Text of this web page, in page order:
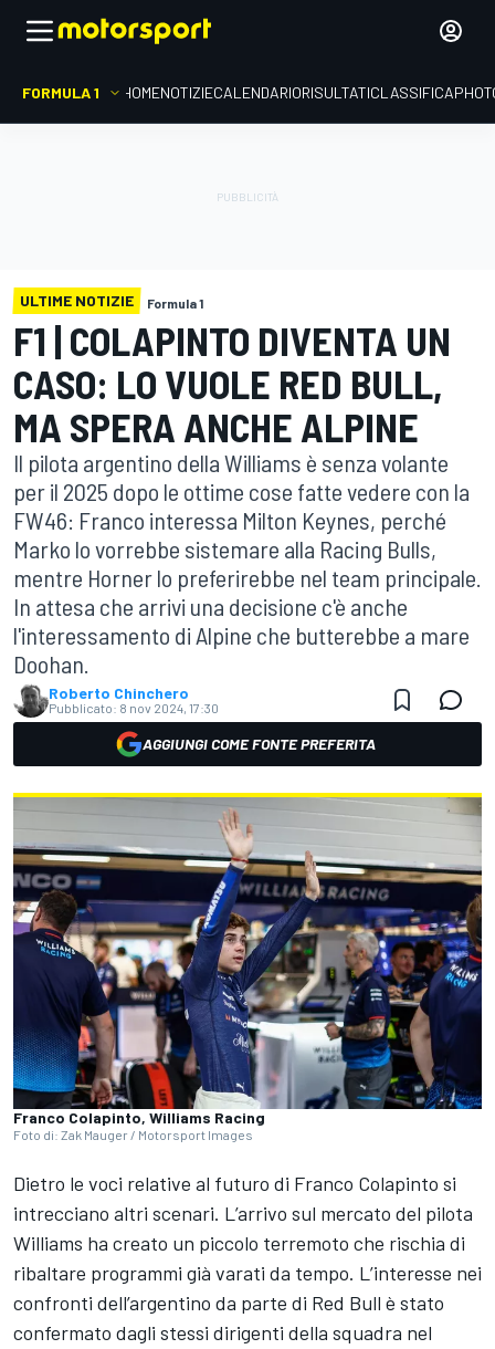
FORMULA 1 HOMENOTIZIECALENDARIORISULTATICLASSIFICA
ULTIME NOTIZIE Formula 1
F1 | COLAPINTO DIVENTA UN
CASO: LO VUOLE RED BULL,
MA SPERA ANCHE ALPINE
Il pilota argentino della Williams è senza volante
per il 2025 dopo le ottime cose fatte vedere con la
FW46: Franco interessa Milton Keynes, perché
Marko lo vorrebbe sistemare alla Racing Bulls,
mentre Horner lo preferirebbe nel team principale.
In attesa che arrivi una decisione c'è anche
l'interessamento di Alpine che butterebbe a mare
Doohan.
Roberto Chinchero
Pubblicato: 8 nov 2024, 17:30
AGGIUNGI COME FONTE PREFERITA
Franco Colapinto, Williams Racing
Foto di: Zak Mauger / Motorsport Images
Dietro le voci relative al futuro di Franco Colapinto si
intrecciano altri scenari. L’arrivo sul mercato del pilota
Williams ha creato un piccolo terremoto che rischia di
ribaltare programmi già varati da tempo. L’interesse nei
confronti dell’argentino da parte di Red Bull è stato
confermato dagli stessi dirigenti della squadra nel